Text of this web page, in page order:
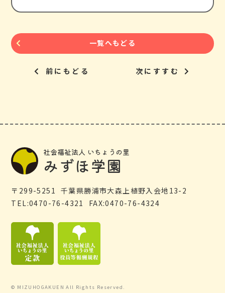
前にもどる
一覧へもどる
次にすすむ
社会福祉法人 いちょうの里
みずほ学園
299-5251
千葉県勝浦市大森上植野入会地13-2
0470-76-4321
0470-76-4324
© MIZUHOGAKUEN All Rights Reserved.